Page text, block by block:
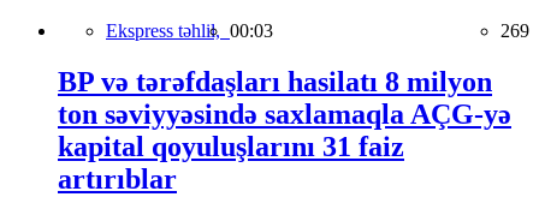
Ekspress təhlil, 00:03 269
BP və tərəfdaşları hasilatı 8 milyon
ton səviyyəsində saxlamaqla AÇG-yə
kapital qoyuluşlarını 31 faiz
artırıblar